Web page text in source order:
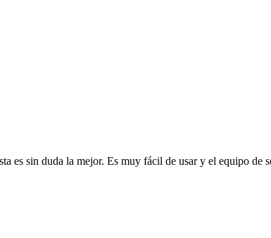
es sin duda la mejor. Es muy fácil de usar y el equipo de